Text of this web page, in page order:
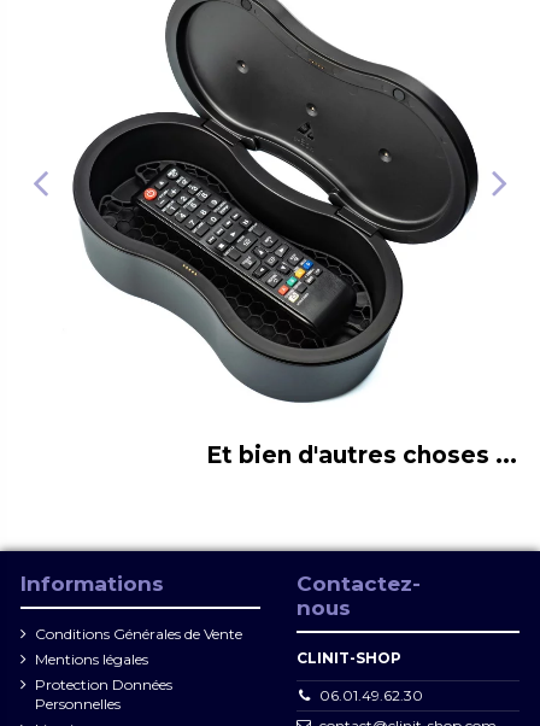
Et bien d'autres choses ...
Informations
Conditions Générales de Vente
Mentions légales
Protection Données
Personnelles
Contactez-
nous
CLINIT-SHOP
06.01.49.62.30